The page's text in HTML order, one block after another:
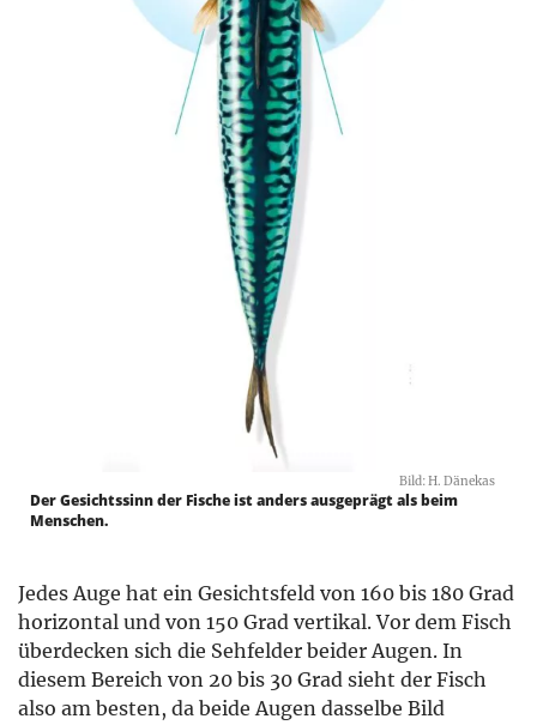
Bild: H. Dänekas
Der Gesichtssinn der Fische ist anders ausgeprägt als beim
Menschen.
Jedes Auge hat ein Gesichtsfeld von 160 bis 180 Grad
horizontal und von 150 Grad vertikal. Vor dem Fisch
überdecken sich die Sehfelder beider Augen. In
diesem Bereich von 20 bis 30 Grad sieht der Fisch
also am besten, da beide Augen dasselbe Bild